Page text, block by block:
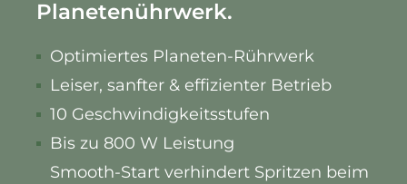
Planetenührwerk.
Optimiertes Planeten-Rührwerk
Leiser, sanfter & effizienter Betrieb
10 Geschwindigkeitsstufen
Bis zu 800 W Leistung
Smooth-Start verhindert Spritzen beim